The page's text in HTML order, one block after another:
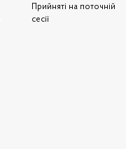
Прийняті на поточній
сесії